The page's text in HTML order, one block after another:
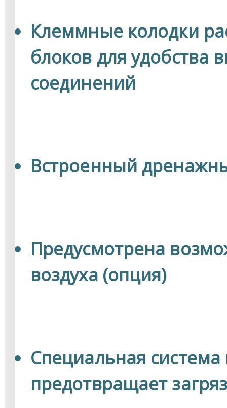
Клеммные колодки
блоков для удобства
соединений
Встроенный
Предусмотрена
воздуха (опция)
Специальная
предотвращает